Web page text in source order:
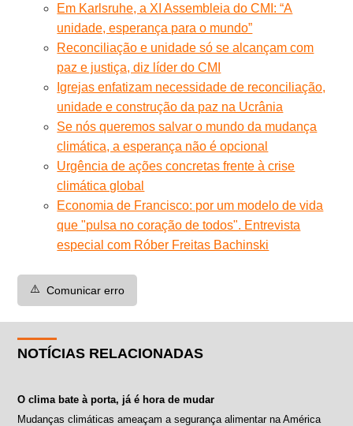
Em Karlsruhe, a XI Assembleia do CMI: “A
unidade, esperança para o mundo”
Reconciliação e unidade só se alcançam com
paz e justiça, diz líder do CMI
Igrejas enfatizam necessidade de reconciliação,
unidade e construção da paz na Ucrânia
Se nós queremos salvar o mundo da mudança
climática, a esperança não é opcional
Urgência de ações concretas frente à crise
climática global
Economia de Francisco: por um modelo de vida
que "pulsa no coração de todos". Entrevista
especial com Róber Freitas Bachinski
⚠️ Comunicar erro
NOTÍCIAS RELACIONADAS
O clima bate à porta, já é hora de mudar
Mudanças climáticas ameaçam a segurança alimentar na América